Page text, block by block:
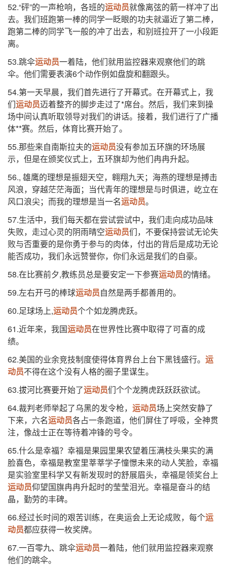
52.“砰”的一声枪响，各班的运动员就像离弦的箭一样冲了出
去。我们班跑第一棒的同学一眨眼的功夫就逼近了第二棒，
跑第二棒的同学飞一般的冲了出去，和别班拉开了一小段距
离。
53.跳伞运动员一着陆，他们就用监控器来观察他们的跳
伞。他们需要表演6个动作例如盘旋和翻跟头。
54.第一天早晨，我们首先进行了开幕式。在开幕式上，我
们运动员迈着整齐的脚步走过了*席台。然后，我们来到操
场中间认真听取领导对我们的讲话。接着，我们进行了广播
体**赛。然后，体育比赛开始了。
55.那些来自南斯拉夫的运动员没有参加五环旗的环场展
示，但是在颁奖仪式上，五环旗却为他们冉冉升起。
56., 雄鹰的理想是振翅天空，翱翔九天；海燕的理想是搏击
风浪，穿越茫茫海面；当代青年的理想是与时俱进，屹立在
风口浪尖；而我的理想是当一名运动员。
57.生活中，我们每天都在尝试尝试中，我们走向成功品味
失败，走过心灵的阴雨晴空运动员们，不要保持尝试无论失
败与否重要的是你勇于参与的肉体，付出的背后是成功无论
能否成功，我们永远赞誉你，你们永远是我们的自豪。
58.在比赛前夕,教练员总是要安定一下参赛运动员的情绪。
59.左右开弓的棒球运动员自然是两手都善用的。
60.足球场上,运动员个个如龙腾虎跃。
61.近年来，我国运动员在世界性比赛中取得了可喜的成
绩。
62.美国的业余竞技制度使得体育界台上台下黑钱盛行。 运
动员不得在这个没有人格的圈子里谋生。
63.拔河比赛要开始了运动员们个个龙腾虎跃跃跃欲试。
64.裁判老师举起了乌黑的发令枪， 运动员场上突然安静了
下来，六名运动员各占一条跑道，他们屏住了呼吸，全神贯
注，像战士正在等待着冲锋的号令。
65.什么是幸福？幸福是果园里果农望着压满枝头果实的满
脸喜色，幸福是教室里莘莘学子憧憬未来的动人笑脸，幸福
是实验室里科学又有新发现时的舒展眉头，幸福是领奖台上
运动员仰望国旗冉冉升起时的莹莹泪光。幸福是奋斗的结
晶，勤劳的丰碑。
66.经过长时间的艰苦训练，在奥运会上无论成败，每个运
动员都应获得一枚奖牌。
67.一百零九、跳伞运动员一着陆，他们就用监控器来观察
他们的跳伞。